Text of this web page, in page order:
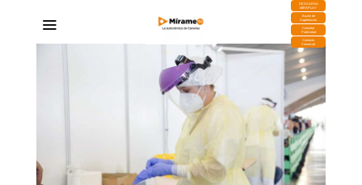
DESCARGA
MIRAPLAY
Buzón de
Sugerencias
Contratar
Publicidad
Contacto
Comercial